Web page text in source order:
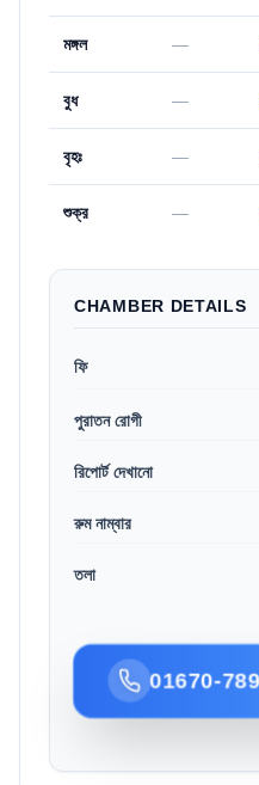
মঙ্গল —
বুধ —
বৃহঃ —
শুক্র —
CHAMBER DETAILS
ফি
পুরাতন রোগী
রিপোর্ট দেখানো
রুম নাম্বার
তলা
01670-